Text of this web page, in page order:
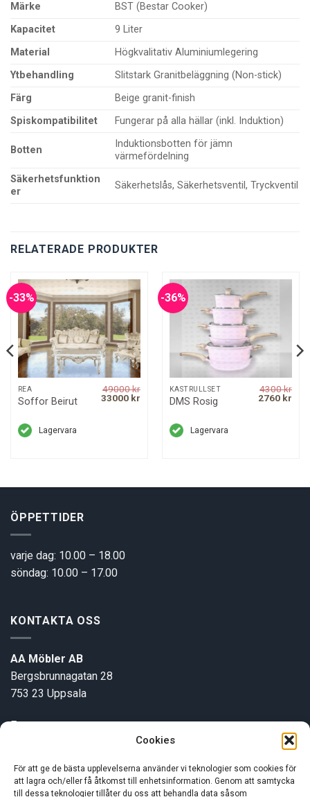
Cookies
För att ge de bästa upplevelserna använder vi teknologier som cookies för
att lagra och/eller få åtkomst till enhetsinformation. Genom att samtycka
till dessa teknologier tillåter du oss att behandla data såsom
Märke
BST (Bestar Cooker)
Kapacitet
9 Liter
Material
Högkvalitativ Aluminiumlegering
Ytbehandling
Slitstark Granitbeläggning (Non-stick)
Färg
Beige granit-finish
Spiskompatibilitet
Fungerar på alla hällar (inkl. Induktion)
Botten
Induktionsbotten för jämn
värmefördelning
Säkerhetsfunktion
er
Säkerhetslås, Säkerhetsventil, Tryckventil
RELATERADE PRODUKTER
-33%
REA
Soffor Beirut
49000kr
Original
33000 kr Current
33000 kr.
Lagervara
-36%
KASTRULLSET
DMS Rosig
4300kr
Original
2760 kr
Lagervara
kr.
ÖPPETTIDER
varje dag: 10.00 – 18.00
söndag: 10.00 – 17.00
KONTAKTA OSS
AA Möbler AB
Bergsbrunnagatan 28
753 23 Uppsala
E-post:
INFORMATION